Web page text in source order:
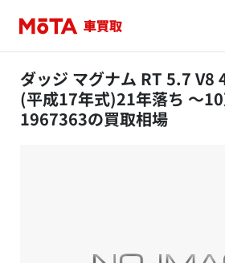
ダッジ マグナム RT 5.7 V8
(平成17年式)21年落ち ～
1967363の買取相場